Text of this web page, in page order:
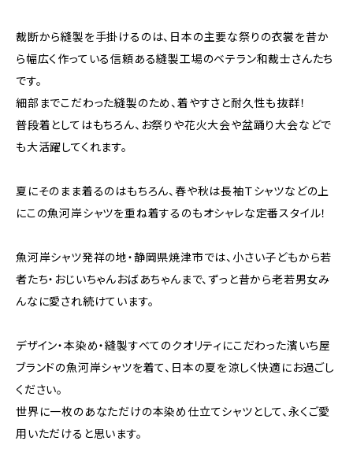
裁断から縫製を手掛けるのは、日本の主要な祭りの衣裳を昔か
ら幅広く作っている信頼ある縫製工場のベテラン和裁士さんたち
です。
細部までこだわった縫製のため、着やすさと耐久性も抜群！
普段着としてはもちろん、お祭りや花火大会や盆踊り大会などで
も大活躍してくれます。
夏にそのまま着るのはもちろん、春や秋は長袖Ｔシャツなどの上
にこの魚河岸シャツを重ね着するのもオシャレな定番スタイル！
魚河岸シャツ発祥の地・静岡県焼津市では、小さい子どもから若
者たち・おじいちゃんおばあちゃんまで、ずっと昔から老若男女み
んなに愛され続けています。
デザイン・本染め・縫製すべてのクオリティにこだわった濱いち屋
ブランドの魚河岸シャツを着て、日本の夏を涼しく快適にお過ごし
ください。
世界に一枚のあなただけの本染め仕立てシャツとして、永くご愛
用いただけると思います。